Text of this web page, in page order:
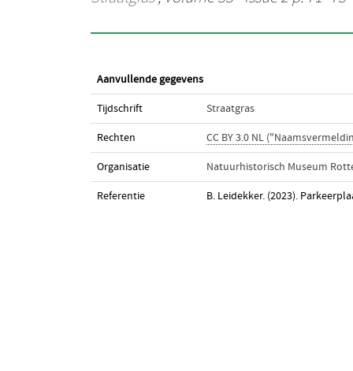
Aanvullende gegevens
Tijdschrift Straatgras
Rechten CC BY 3.0 NL
Organisatie Natuurhistorisch Museum
Referentie B. Leidekker. (2023).